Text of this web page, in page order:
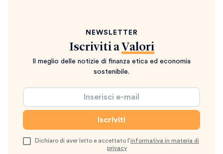
NEWSLETTER
Iscriviti a Valori
Il meglio delle notizie di finanza etica ed economia
sostenibile.
Dichiaro di aver letto e accettato l’informativa in materia di
privacy